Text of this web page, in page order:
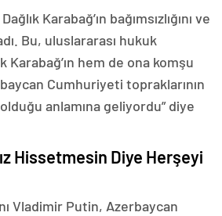
Karabağ’ın bağımsızlığını ve
Bu, uluslararası hukuk
Karabağ’ın hem de ona komşu
Cumhuriyeti topraklarının
anlamına geliyordu” diye
Hissetmesin Diye Herşeyi
Vladimir Putin, Azerbaycan